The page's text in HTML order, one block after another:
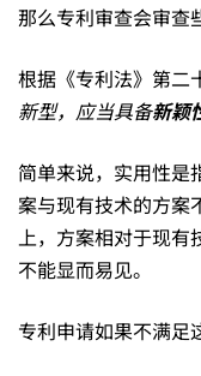
那么专利审查会审查
根据《专利法》第二
新型，应当具备新颖
简单来说，实用性是
案与现有技术的方案
上，方案相对于现
不能显而易见。
专利申请如果不满足